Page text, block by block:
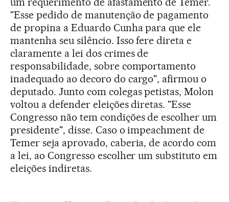
"Esse pedido de manutenção de pagamento
de propina a Eduardo Cunha para que ele
mantenha seu silêncio. Isso fere direta e
claramente a lei dos crimes de
responsabilidade, sobre comportamento
inadequado ao decoro do cargo", afirmou o
deputado. Junto com colegas petistas, Molon
voltou a defender eleições diretas. "Esse
Congresso não tem condições de escolher um
presidente", disse. Caso o impeachment de
Temer seja aprovado, caberia, de acordo com
a lei, ao Congresso escolher um substituto em
eleições indiretas.